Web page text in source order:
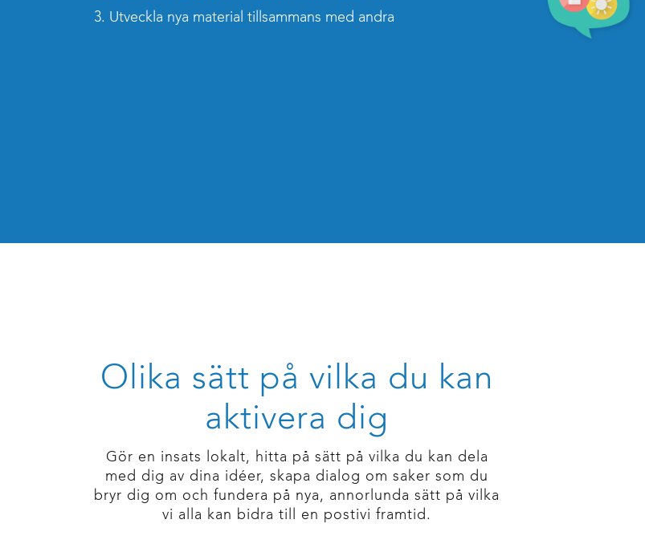
Utveckla nya material tillsammans med andra
Olika sätt på vilka du kan
aktivera dig
Gör en insats lokalt, hitta på sätt på vilka du kan dela
med dig av dina idéer, skapa dialog om saker som du
bryr dig om och fundera på nya, annorlunda sätt på vilka
vi alla kan bidra till en postivi framtid.